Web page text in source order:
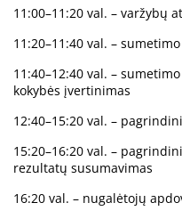
11:00–11:20 val. – varžybų
11:20–11:40 val. –
11:40–12:40 val. –
kokybės įvertinimas
12:40–15:20 val. –
15:20–16:20 val. –
rezultatų susumavimas
16:20 val. – nugalėtojų